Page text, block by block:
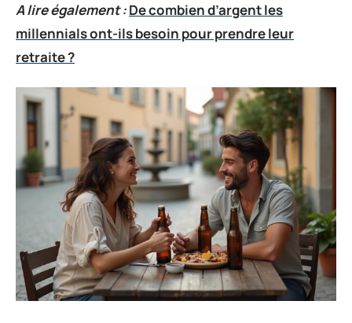
A lire également :De combien d’argent les
millennials ont-ils besoin pour prendre leur
retraite ?